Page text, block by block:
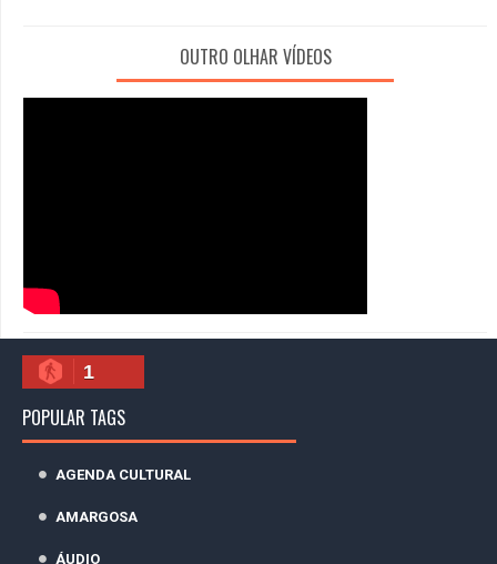
OUTRO OLHAR VÍDEOS
1
POPULAR TAGS
AGENDA CULTURAL
AMARGOSA
ÁUDIO